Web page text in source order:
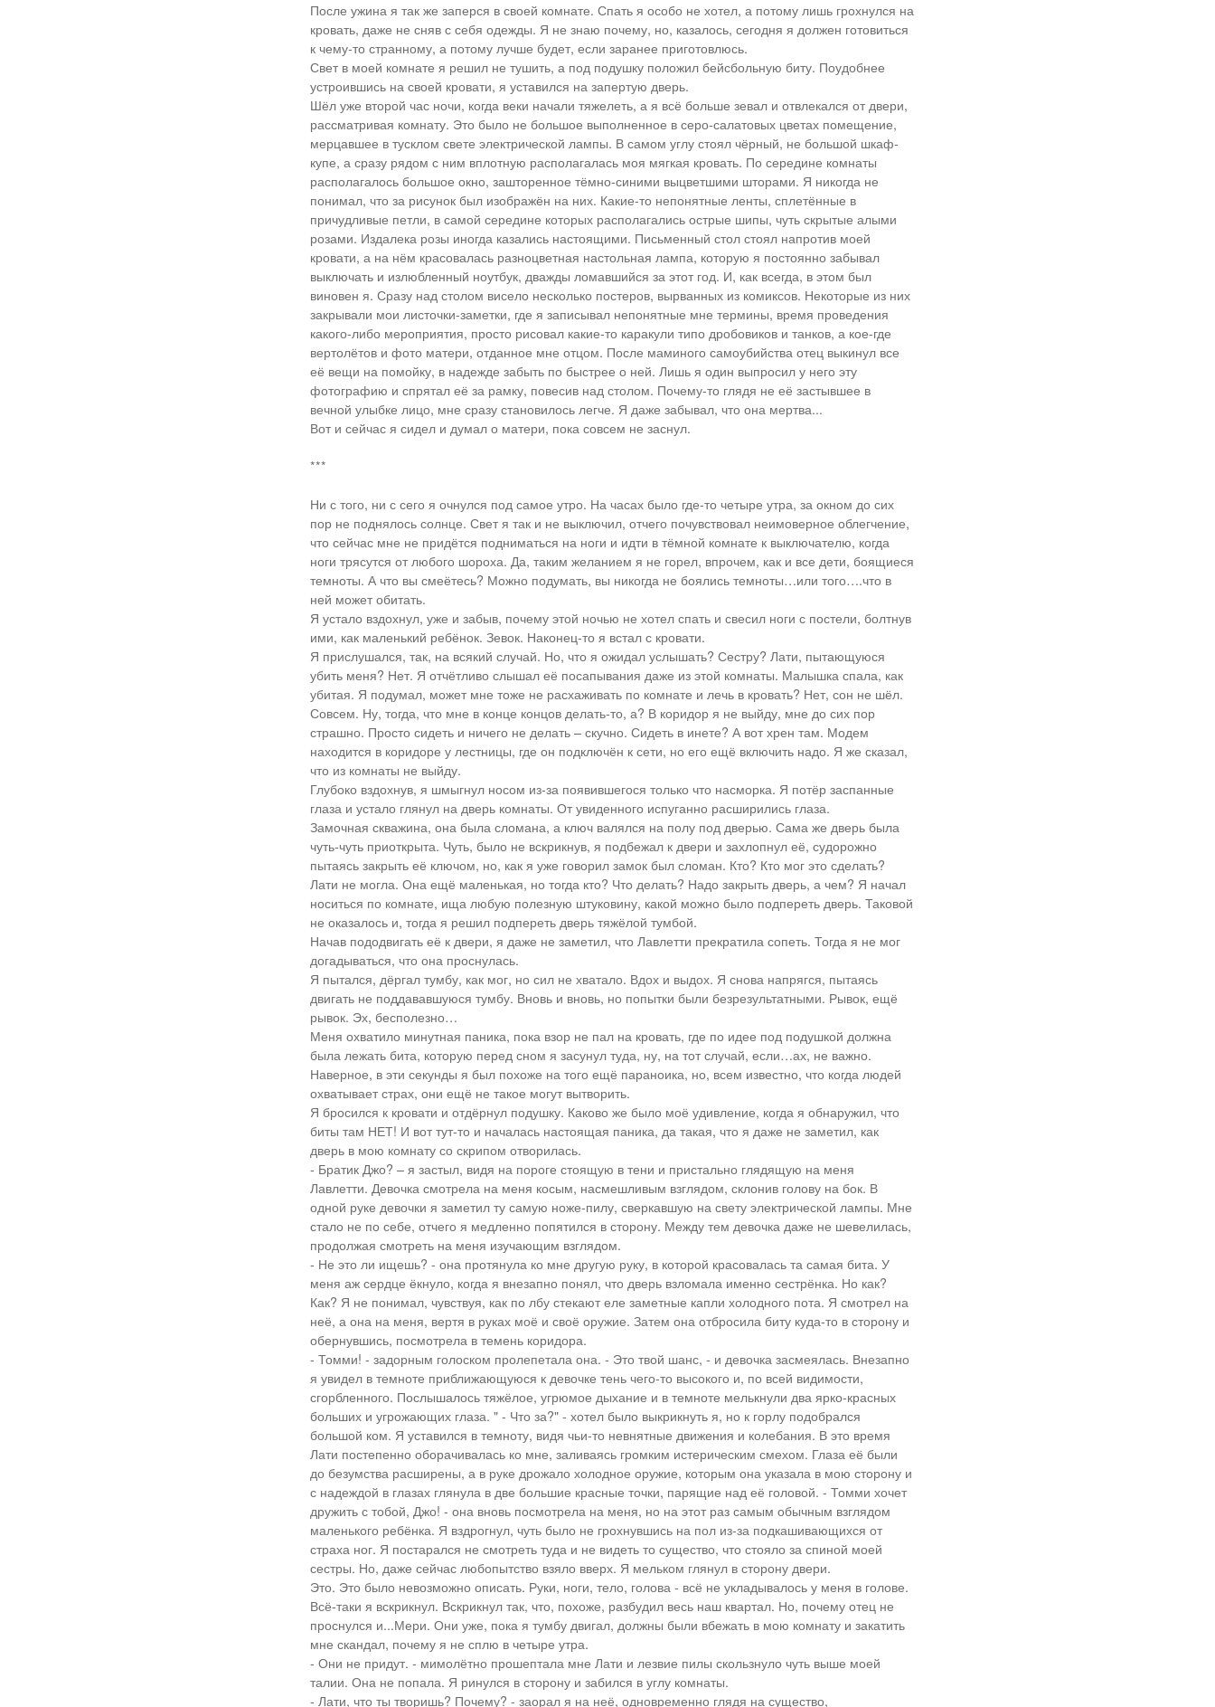
После ужина я так же заперся в своей комнате. Спать я особо не хотел, а потому лишь грохнулся на
кровать, даже не сняв с себя одежды. Я не знаю почему, но, казалось, сегодня я должен готовиться
к чему-то странному, а потому лучше будет, если заранее приготовлюсь.
Свет в моей комнате я решил не тушить, а под подушку положил бейсбольную биту. Поудобнее
устроившись на своей кровати, я уставился на запертую дверь.
Шёл уже второй час ночи, когда веки начали тяжелеть, а я всё больше зевал и отвлекался от двери,
рассматривая комнату. Это было не большое выполненное в серо-салатовых цветах помещение,
мерцавшее в тусклом свете электрической лампы. В самом углу стоял чёрный, не большой шкаф-
купе, а сразу рядом с ним вплотную располагалась моя мягкая кровать. По середине комнаты
располагалось большое окно, зашторенное тёмно-синими выцветшими шторами. Я никогда не
понимал, что за рисунок был изображён на них. Какие-то непонятные ленты, сплетённые в
причудливые петли, в самой середине которых располагались острые шипы, чуть скрытые алыми
розами. Издалека розы иногда казались настоящими. Письменный стол стоял напротив моей
кровати, а на нём красовалась разноцветная настольная лампа, которую я постоянно забывал
выключать и излюбленный ноутбук, дважды ломавшийся за этот год. И, как всегда, в этом был
виновен я. Сразу над столом висело несколько постеров, вырванных из комиксов. Некоторые из них
закрывали мои листочки-заметки, где я записывал непонятные мне термины, время проведения
какого-либо мероприятия, просто рисовал какие-то каракули типо дробовиков и танков, а кое-где
вертолётов и фото матери, отданное мне отцом. После маминого самоубийства отец выкинул все
её вещи на помойку, в надежде забыть по быстрее о ней. Лишь я один выпросил у него эту
фотографию и спрятал её за рамку, повесив над столом. Почему-то глядя не её застывшее в
вечной улыбке лицо, мне сразу становилось легче. Я даже забывал, что она мертва...
Вот и сейчас я сидел и думал о матери, пока совсем не заснул.
***
Ни с того, ни с сего я очнулся под самое утро. На часах было где-то четыре утра, за окном до сих
пор не поднялось солнце. Свет я так и не выключил, отчего почувствовал неимоверное облегчение,
что сейчас мне не придётся подниматься на ноги и идти в тёмной комнате к выключателю, когда
ноги трясутся от любого шороха. Да, таким желанием я не горел, впрочем, как и все дети, боящиеся
темноты. А что вы смеётесь? Можно подумать, вы никогда не боялись темноты…или того….что в
ней может обитать.
Я устало вздохнул, уже и забыв, почему этой ночью не хотел спать и свесил ноги с постели, болтнув
ими, как маленький ребёнок. Зевок. Наконец-то я встал с кровати.
Я прислушался, так, на всякий случай. Но, что я ожидал услышать? Сестру? Лати, пытающуюся
убить меня? Нет. Я отчётливо слышал её посапывания даже из этой комнаты. Малышка спала, как
убитая. Я подумал, может мне тоже не расхаживать по комнате и лечь в кровать? Нет, сон не шёл.
Совсем. Ну, тогда, что мне в конце концов делать-то, а? В коридор я не выйду, мне до сих пор
страшно. Просто сидеть и ничего не делать – скучно. Сидеть в инете? А вот хрен там. Модем
находится в коридоре у лестницы, где он подключён к сети, но его ещё включить надо. Я же сказал,
что из комнаты не выйду.
Глубоко вздохнув, я шмыгнул носом из-за появившегося только что насморка. Я потёр заспанные
глаза и устало глянул на дверь комнаты. От увиденного испуганно расширились глаза.
Замочная скважина, она была сломана, а ключ валялся на полу под дверью. Сама же дверь была
чуть-чуть приоткрыта. Чуть, было не вскрикнув, я подбежал к двери и захлопнул её, судорожно
пытаясь закрыть её ключом, но, как я уже говорил замок был сломан. Кто? Кто мог это сделать?
Лати не могла. Она ещё маленькая, но тогда кто? Что делать? Надо закрыть дверь, а чем? Я начал
носиться по комнате, ища любую полезную штуковину, какой можно было подпереть дверь. Таковой
не оказалось и, тогда я решил подпереть дверь тяжёлой тумбой.
Начав пододвигать её к двери, я даже не заметил, что Лавлетти прекратила сопеть. Тогда я не мог
догадываться, что она проснулась.
Я пытался, дёргал тумбу, как мог, но сил не хватало. Вдох и выдох. Я снова напрягся, пытаясь
двигать не поддававшуюся тумбу. Вновь и вновь, но попытки были безрезультатными. Рывок, ещё
рывок. Эх, бесполезно…
Меня охватило минутная паника, пока взор не пал на кровать, где по идее под подушкой должна
была лежать бита, которую перед сном я засунул туда, ну, на тот случай, если…ах, не важно.
Наверное, в эти секунды я был похоже на того ещё параноика, но, всем известно, что когда людей
охватывает страх, они ещё не такое могут вытворить.
Я бросился к кровати и отдёрнул подушку. Каково же было моё удивление, когда я обнаружил, что
биты там НЕТ! И вот тут-то и началась настоящая паника, да такая, что я даже не заметил, как
дверь в мою комнату со скрипом отворилась.
- Братик Джо? – я застыл, видя на пороге стоящую в тени и пристально глядящую на меня
Лавлетти. Девочка смотрела на меня косым, насмешливым взглядом, склонив голову на бок. В
одной руке девочки я заметил ту самую ноже-пилу, сверкавшую на свету электрической лампы. Мне
стало не по себе, отчего я медленно попятился в сторону. Между тем девочка даже не шевелилась,
продолжая смотреть на меня изучающим взглядом.
- Не это ли ищешь? - она протянула ко мне другую руку, в которой красовалась та самая бита. У
меня аж сердце ёкнуло, когда я внезапно понял, что дверь взломала именно сестрёнка. Но как?
Как? Я не понимал, чувствуя, как по лбу стекают еле заметные капли холодного пота. Я смотрел на
неё, а она на меня, вертя в руках моё и своё оружие. Затем она отбросила биту куда-то в сторону и
обернувшись, посмотрела в темень коридора.
- Томми! - задорным голоском пролепетала она. - Это твой шанс, - и девочка засмеялась. Внезапно
я увидел в темноте приближающуюся к девочке тень чего-то высокого и, по всей видимости,
сгорбленного. Послышалось тяжёлое, угрюмое дыхание и в темноте мелькнули два ярко-красных
больших и угрожающих глаза. " - Что за?" - хотел было выкрикнуть я, но к горлу подобрался
большой ком. Я уставился в темноту, видя чьи-то невнятные движения и колебания. В это время
Лати постепенно оборачивалась ко мне, заливаясь громким истерическим смехом. Глаза её были
до безумства расширены, а в руке дрожало холодное оружие, которым она указала в мою сторону и
с надеждой в глазах глянула в две большие красные точки, парящие над её головой. - Томми хочет
дружить с тобой, Джо! - она вновь посмотрела на меня, но на этот раз самым обычным взглядом
маленького ребёнка. Я вздрогнул, чуть было не грохнувшись на пол из-за подкашивающихся от
страха ног. Я постарался не смотреть туда и не видеть то существо, что стояло за спиной моей
сестры. Но, даже сейчас любопытство взяло вверх. Я мельком глянул в сторону двери.
Это. Это было невозможно описать. Руки, ноги, тело, голова - всё не укладывалось у меня в голове.
Всё-таки я вскрикнул. Вскрикнул так, что, похоже, разбудил весь наш квартал. Но, почему отец не
проснулся и...Мери. Они уже, пока я тумбу двигал, должны были вбежать в мою комнату и закатить
мне скандал, почему я не сплю в четыре утра.
- Они не придут. - мимолётно прошептала мне Лати и лезвие пилы скользнуло чуть выше моей
талии. Она не попала. Я ринулся в сторону и забился в углу комнаты.
- Лати, что ты творишь? Почему? - заорал я на неё, одновременно глядя на существо,